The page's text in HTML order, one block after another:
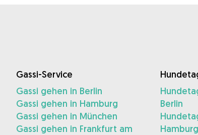
Gassi-Service
Gassi gehen in Berlin
Gassi gehen in Hamburg
Gassi gehen in München
Gassi gehen in Frankfurt am
Berlin
Hamburg